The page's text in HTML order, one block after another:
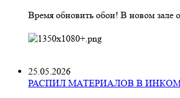
Время обновить обои! В новом зале
25.05.2026
РАСПИЛ МАТЕРИАЛОВ В